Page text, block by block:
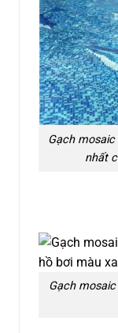
Gạch
nhất
Gạch